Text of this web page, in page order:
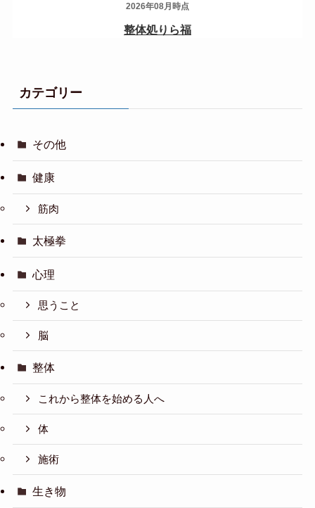
カテゴリー
その他
健康
筋肉
太極拳
心理
思うこと
脳
整体
これから整体を始める人へ
体
施術
生き物